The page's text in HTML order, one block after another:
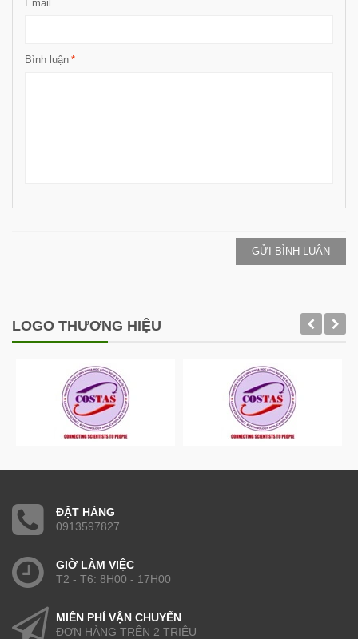
Email
*
Bình luận
GỬI BÌNH LUẬN
LOGO THƯƠNG HIỆU
ĐẶT HÀNG
0913597827
GIỜ LÀM VIỆC
T2 - T6: 8H00 - 17H00
MIỄN PHÍ VẬN CHUYỂN
ĐƠN HÀNG TRÊN 2 TRIỆU